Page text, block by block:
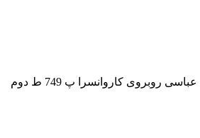
کاروانسرا پ 749 ط دوم